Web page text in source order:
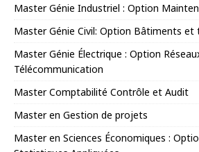
Master Génie Industriel : Option
Master Génie Civil: Option Bâtiments et
Master Génie Électrique : Option
Télécommunication
Master Comptabilité Contrôle et Audit
Master en Gestion de projets
Master en Sciences Économiques :